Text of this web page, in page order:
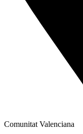
Comunitat Valenciana